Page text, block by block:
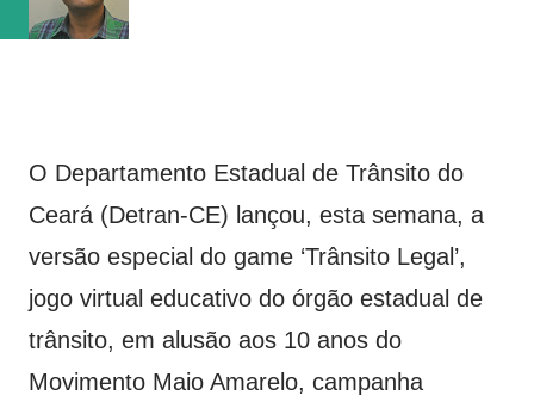
O Departamento Estadual de Trânsito do
Ceará (Detran-CE) lançou, esta semana, a
versão especial do game ‘Trânsito Legal’,
jogo virtual educativo do órgão estadual de
trânsito, em alusão aos 10 anos do
Movimento Maio Amarelo, campanha